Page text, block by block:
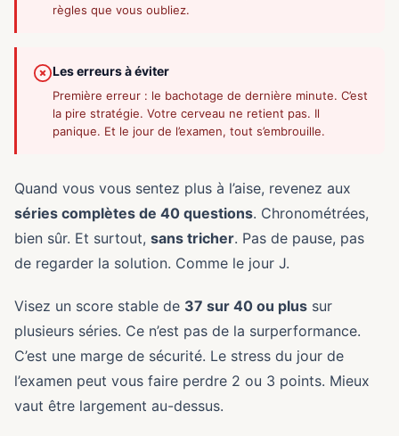
règles que vous oubliez.
Les erreurs à éviter
Première erreur : le bachotage de dernière minute. C’est
la pire stratégie. Votre cerveau ne retient pas. Il
panique. Et le jour de l’examen, tout s’embrouille.
Quand vous vous sentez plus à l’aise, revenez aux
séries complètes de 40 questions. Chronométrées,
bien sûr. Et surtout, sans tricher. Pas de pause, pas
de regarder la solution. Comme le jour J.
Visez un score stable de 37 sur 40 ou plus sur
plusieurs séries. Ce n’est pas de la surperformance.
C’est une marge de sécurité. Le stress du jour de
l’examen peut vous faire perdre 2 ou 3 points. Mieux
vaut être largement au-dessus.